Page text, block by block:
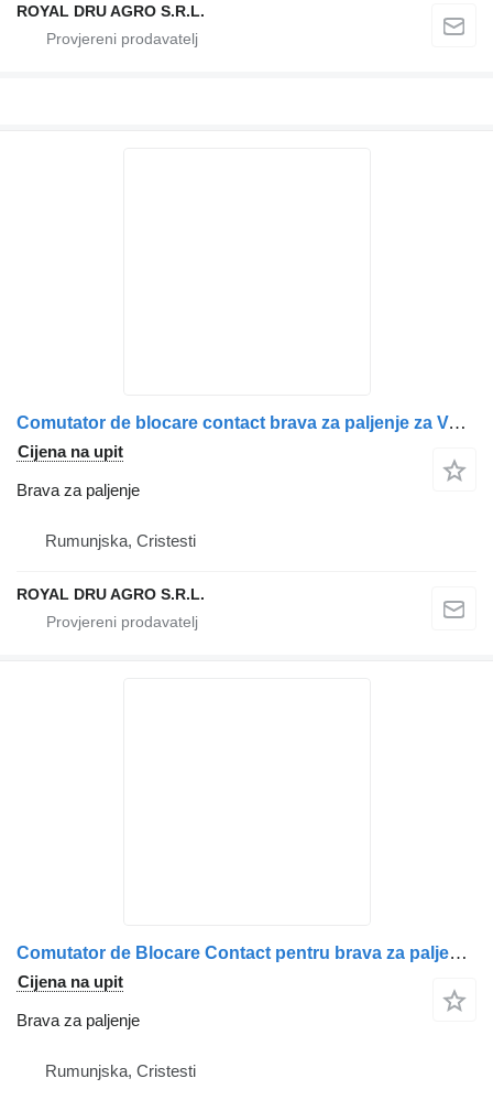
ROYAL DRU AGRO S.R.L.
Comutator de blocare contact brava za paljenje za Volvo cu cheie – coduri 9958589, 8159904, 3091508, 1063433 kamiona
Cijena na upit
Brava za paljenje
Rumunjska, Cristesti
ROYAL DRU AGRO S.R.L.
Comutator de Blocare Contact pentru brava za paljenje za Volvo (Coduri: 22142727, 21261182, 22336369, 22066153) kamiona
Cijena na upit
Brava za paljenje
Rumunjska, Cristesti